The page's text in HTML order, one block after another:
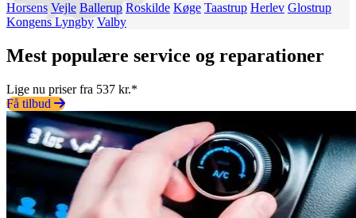
Horsens Vejle Ballerup Roskilde Køge Taastrup Herlev Glostrup
Kongens Lyngby Valby
Mest populære service og reparationer
Lige nu priser fra 537 kr.*
Få tilbud